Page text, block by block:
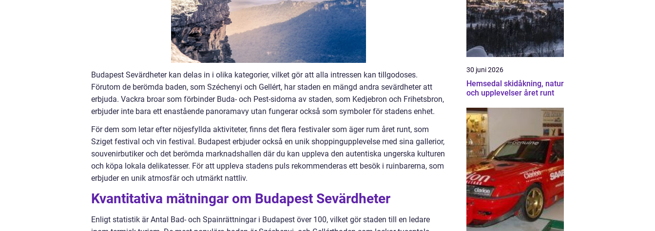
Budapest Sevärdheter kan delas in i olika kategorier, vilket gör att alla intressen kan tillgodoses.
Förutom de berömda baden, som Széchenyi och Gellért, har staden en mängd andra sevärdheter att
erbjuda. Vackra broar som förbinder Buda- och Pest-sidorna av staden, som Kedjebron och Frihetsbron,
erbjuder inte bara ett enastående panoramavy utan fungerar också som symboler för stadens enhet.
För dem som letar efter nöjesfyllda aktiviteter, finns det flera festivaler som äger rum året runt, som
Sziget festival och vin festival. Budapest erbjuder också en unik shoppingupplevelse med sina gallerior,
souvenirbutiker och det berömda marknadshallen där du kan uppleva den autentiska ungerska kulturen
och köpa lokala delikatesser. För att uppleva stadens puls rekommenderas ett besök i ruinbarerna, som
erbjuder en unik atmosfär och utmärkt nattliv.
Kvantitativa mätningar om Budapest Sevärdheter
Enligt statistik är Antal Bad- och Spainrättningar i Budapest över 100, vilket gör staden till en ledare
30 juni 2026
Hemsedal skidåkning, natur
och upplevelser året runt